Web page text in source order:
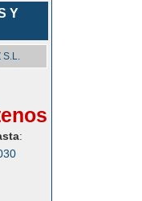
Y
S.L.
: